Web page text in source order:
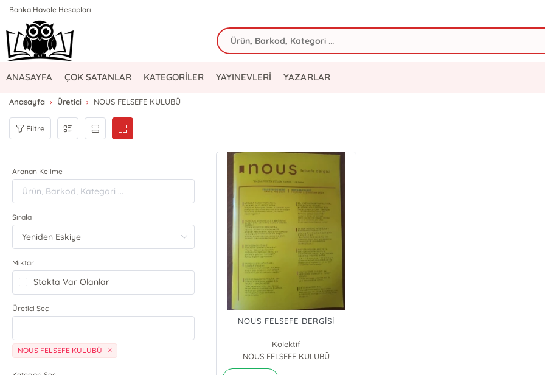
Banka Havale Hesapları
ANASAYFA ÇOK SATANLAR KATEGORİLER YAYINEVLERİ YAZARLAR
Anasayfa Üretici NOUS FELSEFE KULUBÜ
Filtre
Aranan Kelime
Sırala
Miktar
Stokta Var Olanlar
Üretici Seç
NOUS FELSEFE KULUBÜ
NOUS FELSEFE DERGİSİ
Kolektif
NOUS FELSEFE KULUBÜ